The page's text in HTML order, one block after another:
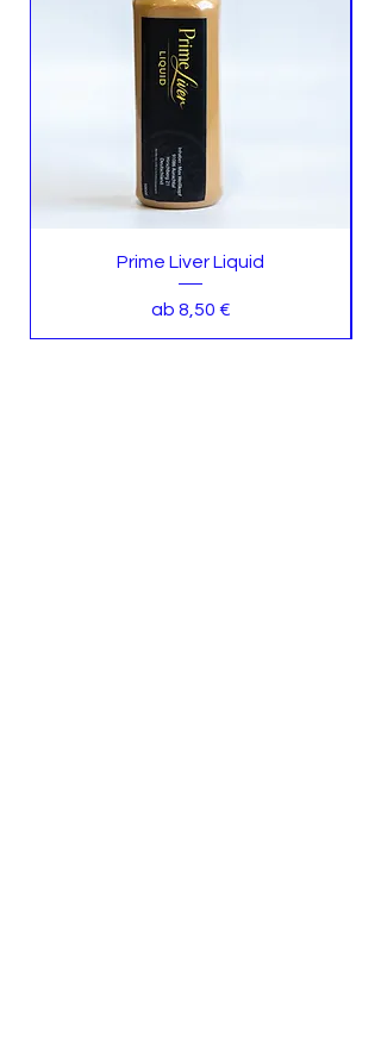
Prime Liver Liquid
ab 8,50 €
Sale-Preis